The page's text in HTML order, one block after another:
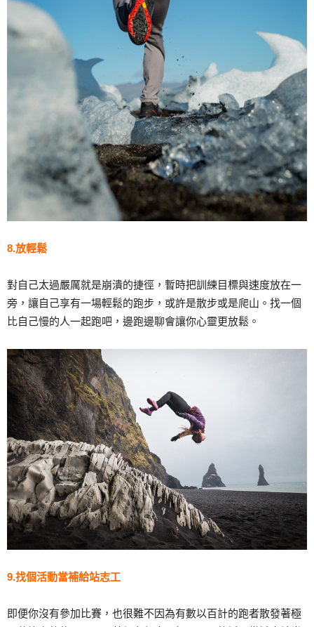
8.放輕鬆
對自己太過嚴厲就是崩潰的捷徑，暫時把訓練目標與速度放在一
旁，讓自己享有一場輕鬆的跑步，或許是散步或是爬山。找一個
比自己慢的人一起跑吧，邊跑邊聊會讓你心靈更放鬆。
9.找個活動當補給站志工
即便你沒有參加比賽，也很難不因為有數以百計的跑者散發著極